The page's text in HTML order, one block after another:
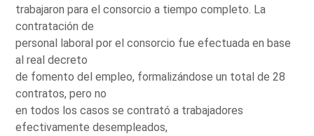
trabajaron para el consorcio a tiempo completo. La
contratación de
personal laboral por el consorcio fue efectuada en base
al real decreto
de fomento del empleo, formalizándose un total de 28
contratos, pero no
en todos los casos se contrató a trabajadores
efectivamente desempleados,